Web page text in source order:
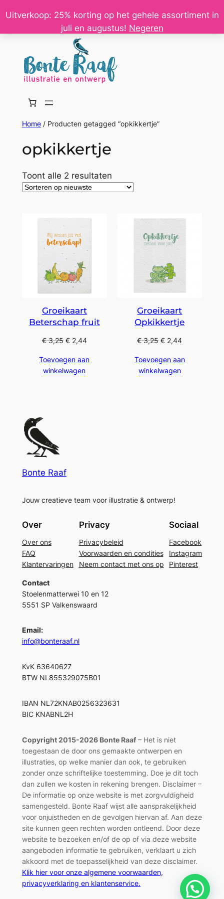
Uitverkoop: 25% korting op het gehele assortiment in
juli en augustus! Negeren
Ga
de
Home/ Producten getagged “opkikkertje”
opkikkertje
Toont alle 2 resultatenGesorteerd
Groeikaart
Beterschap fruit
€3,25 €2,44
Toevoegen aan
winkelwagen
Groeikaart
Opkikkertje
€3,25 € 2,44
Toevoegen aan
winkelwagen
Bonte Raaf
Jouw creatieve team voor illustratie & ontwerp!
Over
Over ons
FAQ
Klantervaringen
Privacy
Privacybeleid
Voorwaarden en condities
Neem contact met ons op
Sociaal
Facebook
Instagram
Pinterest
Contact
Stoelenmatterwei 10 en 12
5551 SP Valkenswaard
Email:
info@bonteraaf.nl
KvK 63640627
BTW NL855329075B01
IBAN NL72KNAB0256323631
BIC KNABNL2H
Copyright 2015-2026 Bonte Raaf– Het is niet
toegestaan de door ons gemaakte ontwerpen en
illustraties, op welke manier dan ook, te gebruiken
zonder onze schriftelijke toestemming. Doe je dit toch
dan zullen we kosten in rekening brengen. Disclaimer –
De informatie op onze website is met zorgvuldigheid
samengesteld. Bonte Raaf wijst alle aansprakelijkheid
voor onjuistheden en de gevolgen hiervan af. Aan deze
site kunnen geen rechten worden ontleend. Door deze
website te bezoeken en/of de op of via deze website
aangeboden informatie te gebruiken, verklaart u zich
akkoord met de toepasselijkheid van deze disclaimer.
Klik hier voor onze algemene voorwaarden,
privacyverklaring en klantenservice.